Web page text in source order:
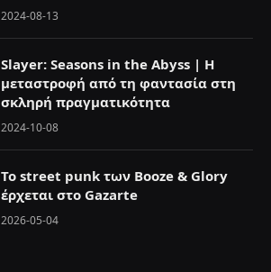
2024-08-13
Slayer: Seasons in the Abyss | Η
μεταστροφή από τη φαντασία στη
σκληρή πραγματικότητα
2024-10-08
Το street punk των Booze & Glory
έρχεται στο Gazarte
2026-05-04